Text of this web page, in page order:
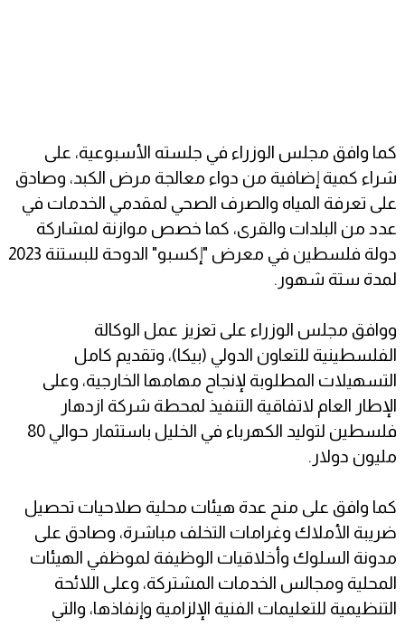
كما وافق مجلس الوزراء في جلسته الأسبوعية، على
شراء كمية إضافية من دواء معالجة مرض الكبد، وصادق
على تعرفة المياه والصرف الصحي لمقدمي الخدمات في
عدد من البلدات والقرى، كما خصص موازنة لمشاركة
دولة فلسطين في معرض "إكسبو" الدوحة للبستنة 2023
لمدة ستة شهور.
ووافق مجلس الوزراء على تعزيز عمل الوكالة
الفلسطينية للتعاون الدولي (بيكا)، وتقديم كامل
التسهيلات المطلوبة لإنجاح مهامها الخارجية، وعلى
الإطار العام لاتفاقية التنفيذ لمحطة شركة ازدهار
فلسطين لتوليد الكهرباء في الخليل باستثمار حوالي 80
مليون دولار.
كما وافق على منح عدة هيئات محلية صلاحيات تحصيل
ضريبة الأملاك وغرامات التخلف مباشرة، وصادق على
مدونة السلوك وأخلاقيات الوظيفة لموظفي الهيئات
المحلية ومجالس الخدمات المشتركة، وعلى اللائحة
التنظيمية للتعليمات الفنية الإلزامية وإنفاذها، والتي